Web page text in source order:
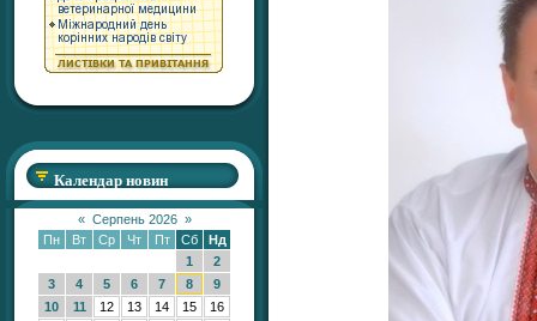
Календар новин
« Серпень 2026 »
Пн
Вт Ср Чт Пт Сб
Нд
1
2
3
4 5 6 7 8
9
10
11 12 13 14 15
16